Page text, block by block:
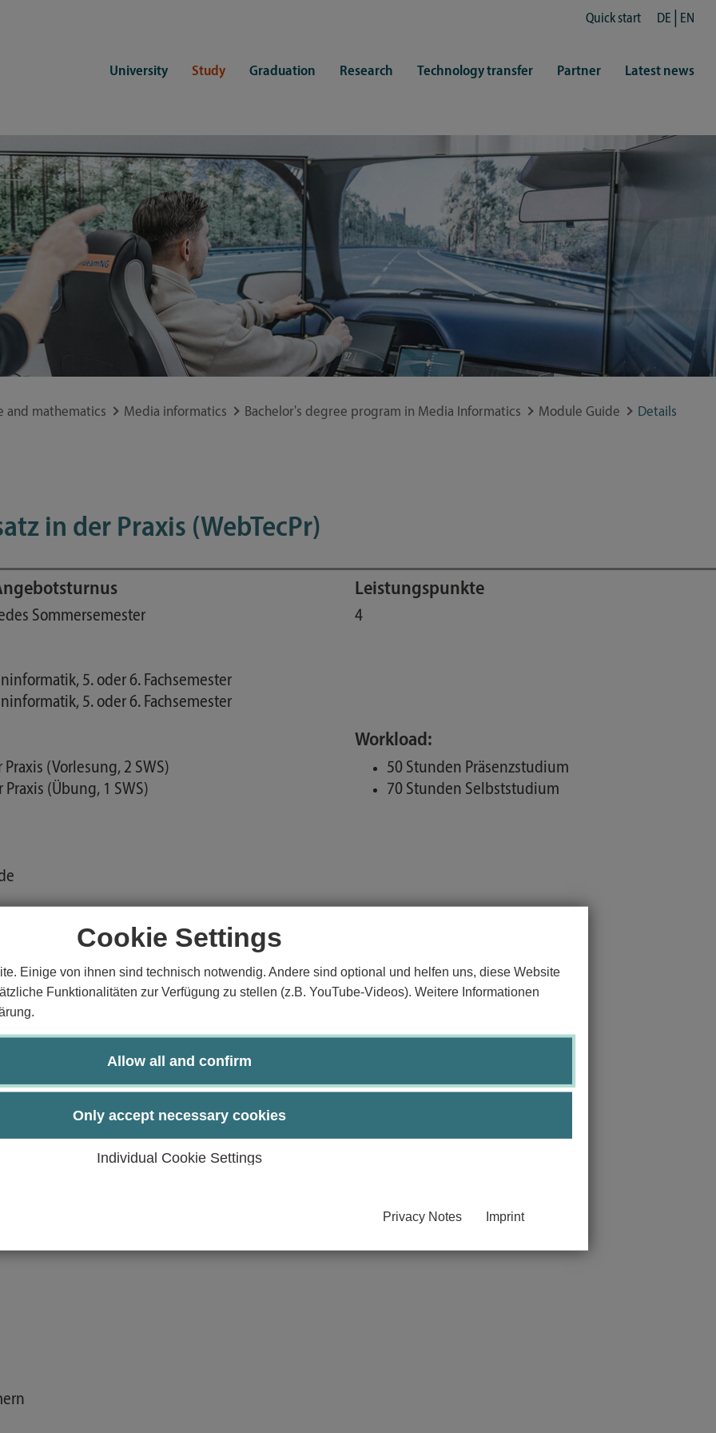
Cookie Settings
Einige von ihnen sind technisch notwendig. Andere sind optional und helfen uns, diese Website
Funktionalitäten zur Verfügung zu stellen (z.B. YouTube-Videos). Weitere Informationen
Allow all and confirm
Only accept necessary cookies
Individual Cookie Settings
Privacy Notes Imprint
Quick start DE EN
University Study
advisory service
Psychosocial counseling
abroad
opportunities and family
and disability
Student Service Center
International Office
First semester information
Hinweise zur Einschreibung
Re-registration
Exams
Student ID card Uni Lübeck App
Regulations and laws
Study guide
Financing
Student representatives
Living
Commitment & Culture
University Library (ZHB)
Study healthy
University sports
Graduation
of Medicine
Counselling
Training programmes
Forms and statutes
Registration with CDSL
Doctoral scholarships
Research Technology transfer Partner Latest news
and mathematics Media informatics Bachelor's degree program in Media Informatics Module Guide Details
in der Praxis (WebTecPr)
Sommersemester
Leistungspunkte
4
5. oder 6. Fachsemester
5. oder 6. Fachsemester
(Vorlesung, 2 SWS)
(Übung, 1 SWS)
Workload:
50 Stunden Präsenzstudium
70 Stunden Selbststudium
zu analysieren und zu verbessern
und deren sinnvolle Anwendung
durchzuführen
anzuwenden